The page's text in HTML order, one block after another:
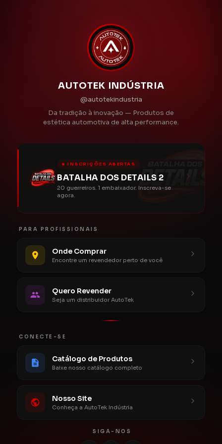
AUTOTEK INDÚSTRIA
@autotekindustria
Da tradição à inovação — Produtos de
estética automotiva de alta performance.
INSCRIÇÕES ABERTAS
BATALHA DOS DETAILS 2
20 guerreiros. 1 embaixador. Inscreva-se
agora.
PARA PROFISSIONAIS
Onde Comprar
Encontre um revendedor perto de você
Quero Revender
Seja um distribuidor AutoTek
CONECTE-SE
Catálogo de Produtos
Baixe nosso catálogo completo
Nosso Site
Conheça a AutoTek Indústria
SIGA-NOS